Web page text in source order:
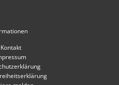
Kontakt